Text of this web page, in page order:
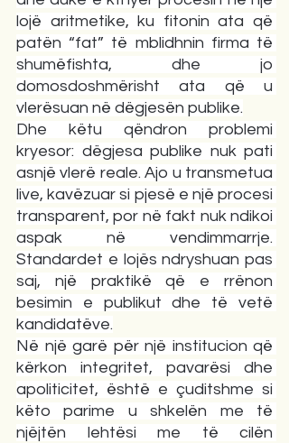
lojë aritmetike, ku fitonin ata që
patën “fat” të mblidhnin firma të
shumëfishta, dhe jo
domosdoshmërisht ata që u
vlerësuan në dëgjesën publike.
Dhe këtu qëndron problemi
kryesor: dëgjesa publike nuk pati
asnjë vlerë reale. Ajo u transmetua
live, kavëzuar si pjesë e një procesi
transparent, por në fakt nuk ndikoi
aspak në vendimmarrje.
Standardet e lojës ndryshuan pas
saj, një praktikë që e rrënon
besimin e publikut dhe të vetë
kandidatëve.
Në një garë për një institucion që
kërkon integritet, pavarësi dhe
apoliticitet, është e çuditshme si
këto parime u shkelën me të
njëjtën lehtësi me të cilën